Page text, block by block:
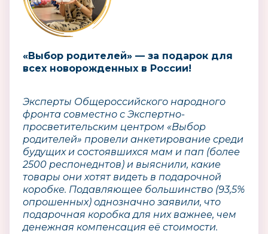
«Выбор родителей» — за подарок для
всех новорожденных в России!
Эксперты Общероссийского народного
фронта совместно с Экспертно-
просветительским центром «Выбор
родителей» провели анкетирование среди
будущих и состоявшихся мам и пап (более
2500 респонеднтов) и выяснили, какие
товары они хотят видеть в подарочной
коробке. Подавляющее большинство (93,5%
опрошенных) однозначно заявили, что
подарочная коробка для них важнее, чем
денежная компенсация её стоимости.